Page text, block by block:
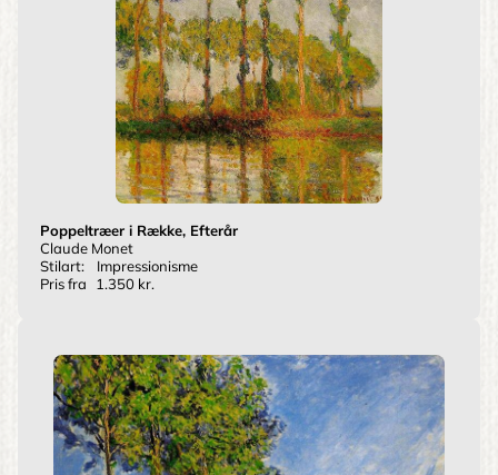
Poppeltræer i Række, Efterår
Claude Monet
Stilart:
Impressionisme
Pris fra
1.350 kr.